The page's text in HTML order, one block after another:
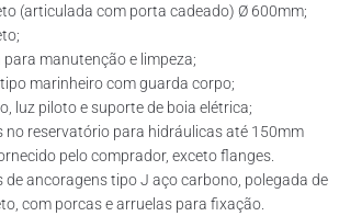
(articulada com porta cadeado) Ø 600mm;
manutenção e limpeza;
marinheiro com guarda corpo;
luz piloto e suporte de boia elétrica;
no reservatório para hidráulicas até 150mm
pelo comprador, exceto flanges.
de ancoragens tipo J aço carbono, polegada de
com porcas e arruelas para fixação.